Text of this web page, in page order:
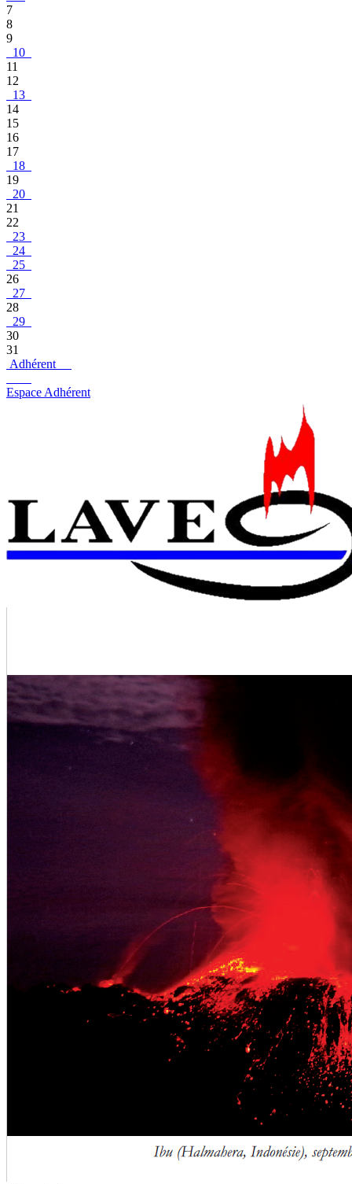
7
8
9
10
11
12
13
14
15
16
17
18
19
20
21
22
23
24
25
26
27
28
29
30
31
Adhérent
Espace Adhérent